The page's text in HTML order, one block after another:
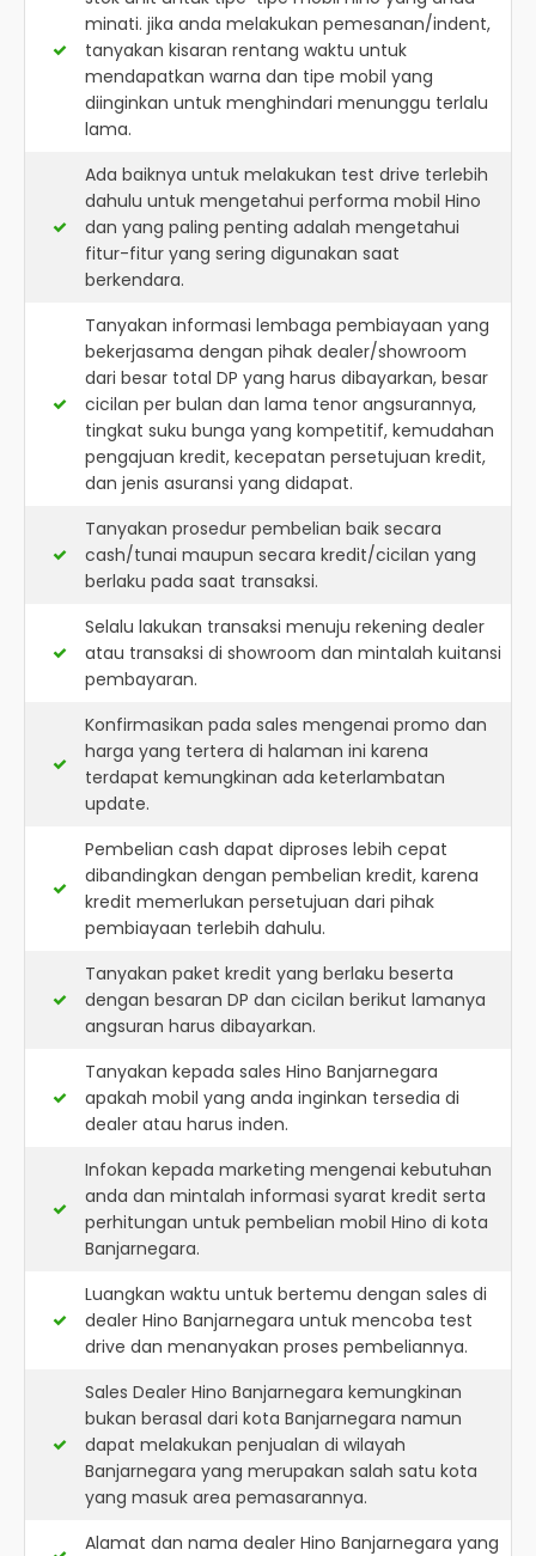
minati. jika anda melakukan pemesanan/indent,
tanyakan kisaran rentang waktu untuk
mendapatkan warna dan tipe mobil yang
diinginkan untuk menghindari menunggu terlalu
lama.
Ada baiknya untuk melakukan test drive terlebih
dahulu untuk mengetahui performa mobil Hino
dan yang paling penting adalah mengetahui
fitur-fitur yang sering digunakan saat
berkendara.
Tanyakan informasi lembaga pembiayaan yang
bekerjasama dengan pihak dealer/showroom
dari besar total DP yang harus dibayarkan, besar
cicilan per bulan dan lama tenor angsurannya,
tingkat suku bunga yang kompetitif, kemudahan
pengajuan kredit, kecepatan persetujuan kredit,
dan jenis asuransi yang didapat.
Tanyakan prosedur pembelian baik secara
cash/tunai maupun secara kredit/cicilan yang
berlaku pada saat transaksi.
Selalu lakukan transaksi menuju rekening dealer
atau transaksi di showroom dan mintalah kuitansi
pembayaran.
Konfirmasikan pada sales mengenai promo dan
harga yang tertera di halaman ini karena
terdapat kemungkinan ada keterlambatan
update.
Pembelian cash dapat diproses lebih cepat
dibandingkan dengan pembelian kredit, karena
kredit memerlukan persetujuan dari pihak
pembiayaan terlebih dahulu.
Tanyakan paket kredit yang berlaku beserta
dengan besaran DP dan cicilan berikut lamanya
angsuran harus dibayarkan.
Tanyakan kepada sales Hino Banjarnegara
apakah mobil yang anda inginkan tersedia di
dealer atau harus inden.
Infokan kepada marketing mengenai kebutuhan
anda dan mintalah informasi syarat kredit serta
perhitungan untuk pembelian mobil Hino di kota
Banjarnegara.
Luangkan waktu untuk bertemu dengan sales di
dealer Hino Banjarnegara untuk mencoba test
drive dan menanyakan proses pembeliannya.
Sales Dealer Hino Banjarnegara kemungkinan
bukan berasal dari kota Banjarnegara namun
dapat melakukan penjualan di wilayah
Banjarnegara yang merupakan salah satu kota
yang masuk area pemasarannya.
Alamat dan nama dealer Hino Banjarnegara yang